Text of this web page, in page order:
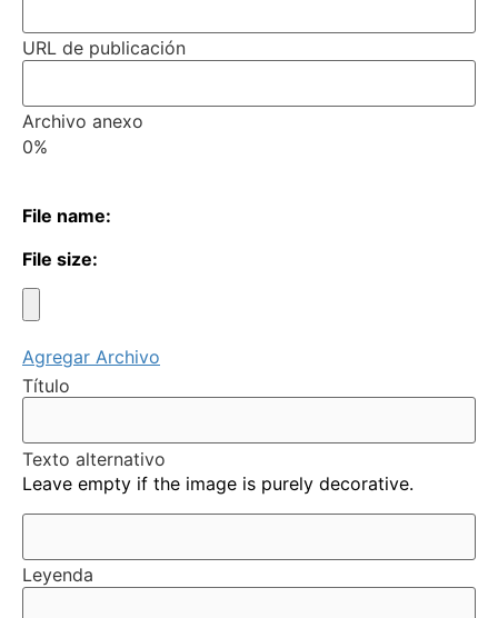
URL de publicación
Archivo anexo
0%
File name:
File size:
Agregar Archivo
Título
Texto alternativo
Leave empty if the image is purely decorative.
Leyenda